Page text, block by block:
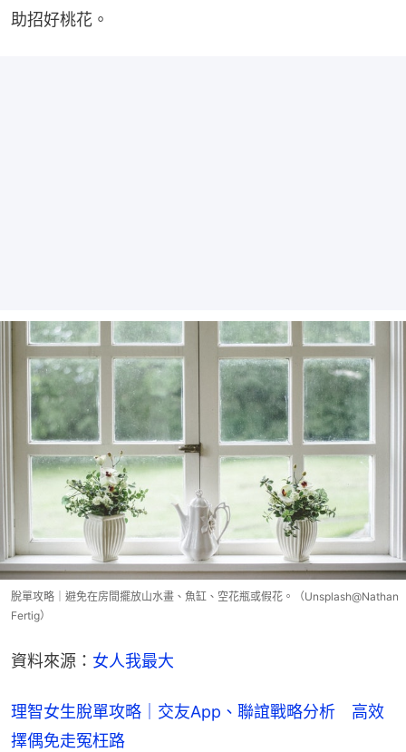
助招好桃花。
脫單攻略｜避免在房間擺放山水畫、魚缸、空花瓶或假花。（Unsplash@Nathan
Fertig）
資料來源： 女人我最大
理智女生脫單攻略｜交友App、聯誼戰略分析 高效
擇偶免走冤枉路